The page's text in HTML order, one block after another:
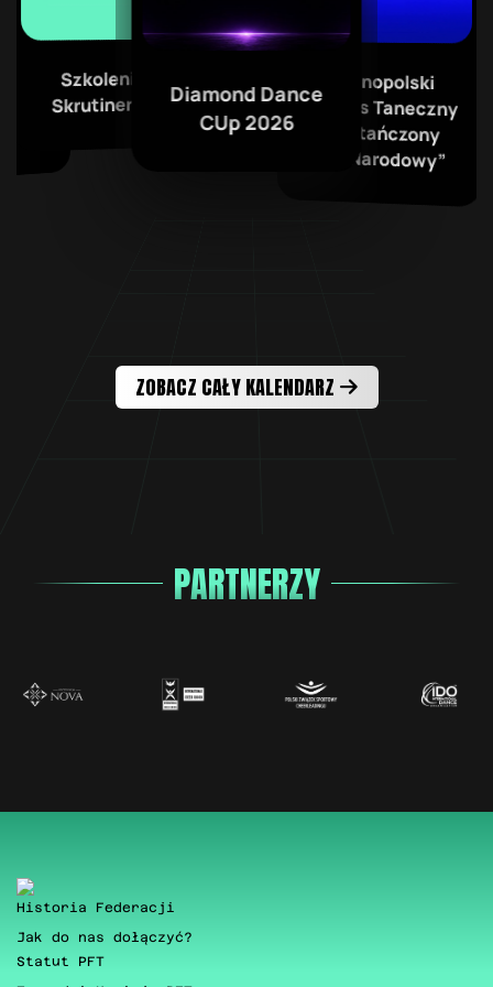
Szkolenie na
Skrutinera PFTDiamond Dance
CUp 2026
Ogólnopolski
Konkurs Taneczny
„Roztańczony
PGE Narodowy”
ZOBACZ CAŁY KALENDARZ
PARTNERZY
Historia Federacji
Jak do nas dołączyć?
Statut PFT